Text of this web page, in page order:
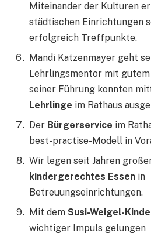
Miteinander der Kulturen
städtischen Einrichtungen
erfolgreich Treffpunkte.
Mandi Katzenmayer geht
Lehrlingsmentor mit
seiner Führung konnten
Lehrlinge im Rathaus
Der Bürgerservice im
best-practise-Modell in
Wir legen seit Jahren
kindergerechtes Essen in
Betreuungseinrichtungen.
Mit dem Susi-Weigel-
wichtiger Impuls gelungen